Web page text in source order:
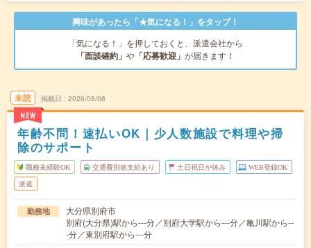
興味があったら「★気になる！」をタップ！
「気になる！」を押しておくと、派遣会社から
「面談確約」 や 「応募歓迎」 が届きます！
未読
NEW
掲載日 2026/08/08
年齢不問！速払いOK｜少人数施設で料理や掃
除のサポート
職種未経験OK 交通費別途支給あり 土日祝日が休み WEB登録OK
派遣
勤務地
大分県別府市
別府(大分県)駅から---分／別府大学駅から---分／亀川駅から--
-分／東別府駅から---分